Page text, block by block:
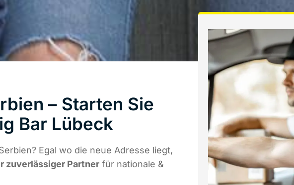
– Starten Sie
Bar Lübeck
Egal wo die neue Adresse liegt,
zuverlässiger Partner für nationale &